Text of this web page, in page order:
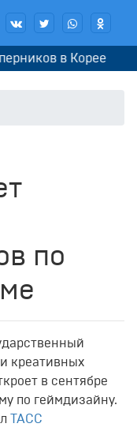
в Корее
по
креативных
в сентябре
по геймдизайну.
ТАСС